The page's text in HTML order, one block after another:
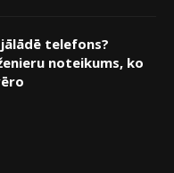
telefons?
noteikums, ko